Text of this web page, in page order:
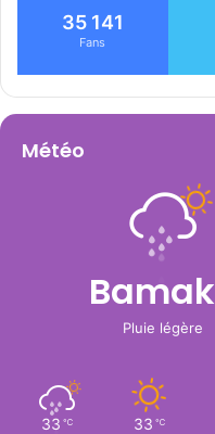
35 141
Fans
Météo
Pluie légère
33 ℃ 33 ℃